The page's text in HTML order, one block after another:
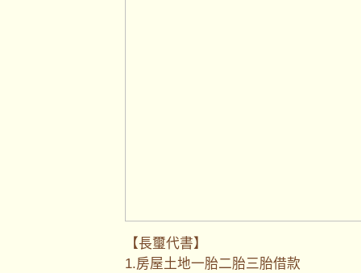
【長璽代書】
1.房屋土地一胎二胎三胎借款